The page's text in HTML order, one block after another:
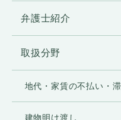
2. 個人情報の第三
人情報を、事前の
弁護士紹介
取扱分野
地代・家賃の不払い・
建物明け渡し